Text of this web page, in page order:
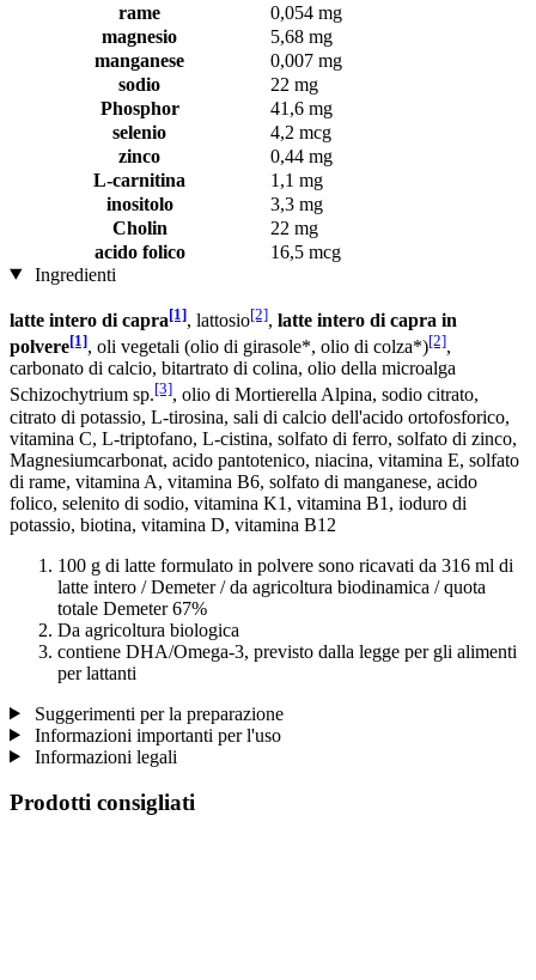
rame
0,054 mg
magnesio
5,68 mg
manganese
0,007 mg
sodio
22 mg
Phosphor
41,6 mg
selenio
4,2 mcg
zinco
0,44 mg
L-carnitina
1,1 mg
inositolo
3,3 mg
Cholin
22 mg
acido folico
16,5 mcg
Ingredienti
latte intero di capra[1], lattosio[2], latte intero di capra in
polvere[1], oli vegetali (olio di girasole*, olio di colza*)[2],
carbonato di calcio, bitartrato di colina, olio della microalga
Schizochytrium sp.[3], olio di Mortierella Alpina, sodio citrato,
citrato di potassio, L-tirosina, sali di calcio dell'acido ortofosforico,
vitamina C, L-triptofano, L-cistina, solfato di ferro, solfato di zinco,
Magnesiumcarbonat, acido pantotenico, niacina, vitamina E, solfato
di rame, vitamina A, vitamina B6, solfato di manganese, acido
folico, selenito di sodio, vitamina K1, vitamina B1, ioduro di
potassio, biotina, vitamina D, vitamina B12
100 g di latte formulato in polvere sono ricavati da 316 ml di
latte intero / Demeter / da agricoltura biodinamica / quota
totale Demeter 67%
Da agricoltura biologica
contiene DHA/Omega-3, previsto dalla legge per gli alimenti
per lattanti
Suggerimenti per la preparazione
Informazioni importanti per l'uso
Informazioni legali
Prodotti consigliati